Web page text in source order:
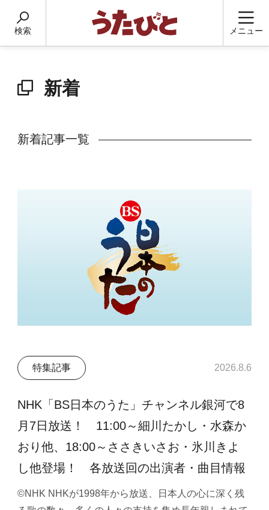
検索 メニュー
新着
新着記事一覧
特集記事 2026.8.6
NHK「BS日本のうた」チャンネル銀河で8
月7日放送！ 11:00～細川たかし・水森か
おり他、18:00～ささきいさお・氷川きよ
し他登場！ 各放送回の出演者・曲目情報
©NHK NHKが1998年から放送、日本人の心に深く残